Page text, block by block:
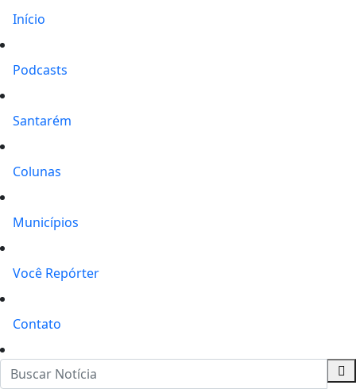
Início
Podcasts
Santarém
Colunas
Municípios
Você Repórter
Contato